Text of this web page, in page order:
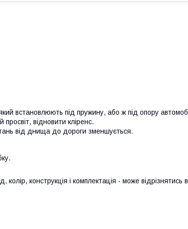
встановлюють під пружину, або ж під опору
відновити кліренс.
від днища до дороги зменшується.
конструкція і комплектація - може відрізнятись